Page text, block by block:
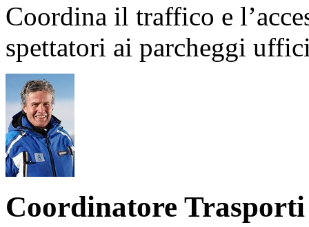
Coordina il traffico e
spettatori ai parcheggi
Coordinatore